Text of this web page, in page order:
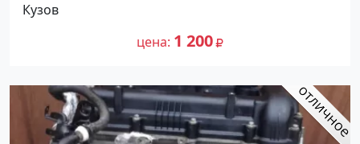
Кузов
цена 1 200